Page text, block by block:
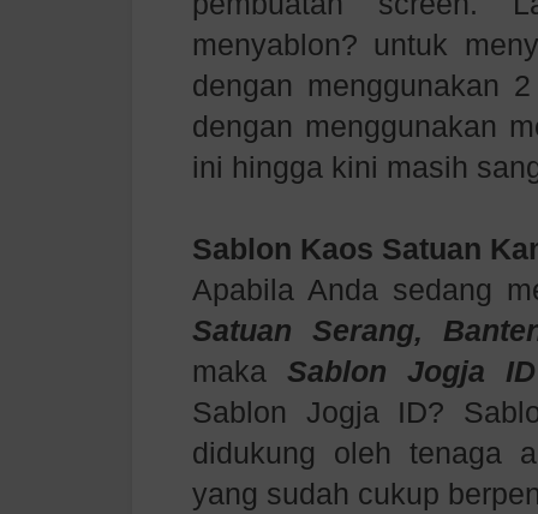
menyablon? untuk
dengan menggunakan
dengan menggunakan
ini hingga kini masih
Sablon Kaos Satuan
Apabila Anda sedang
Satuan Serang,
maka Sablon Jogja ID
Sablon Jogja ID?
didukung oleh tenaga
yang sudah cukup